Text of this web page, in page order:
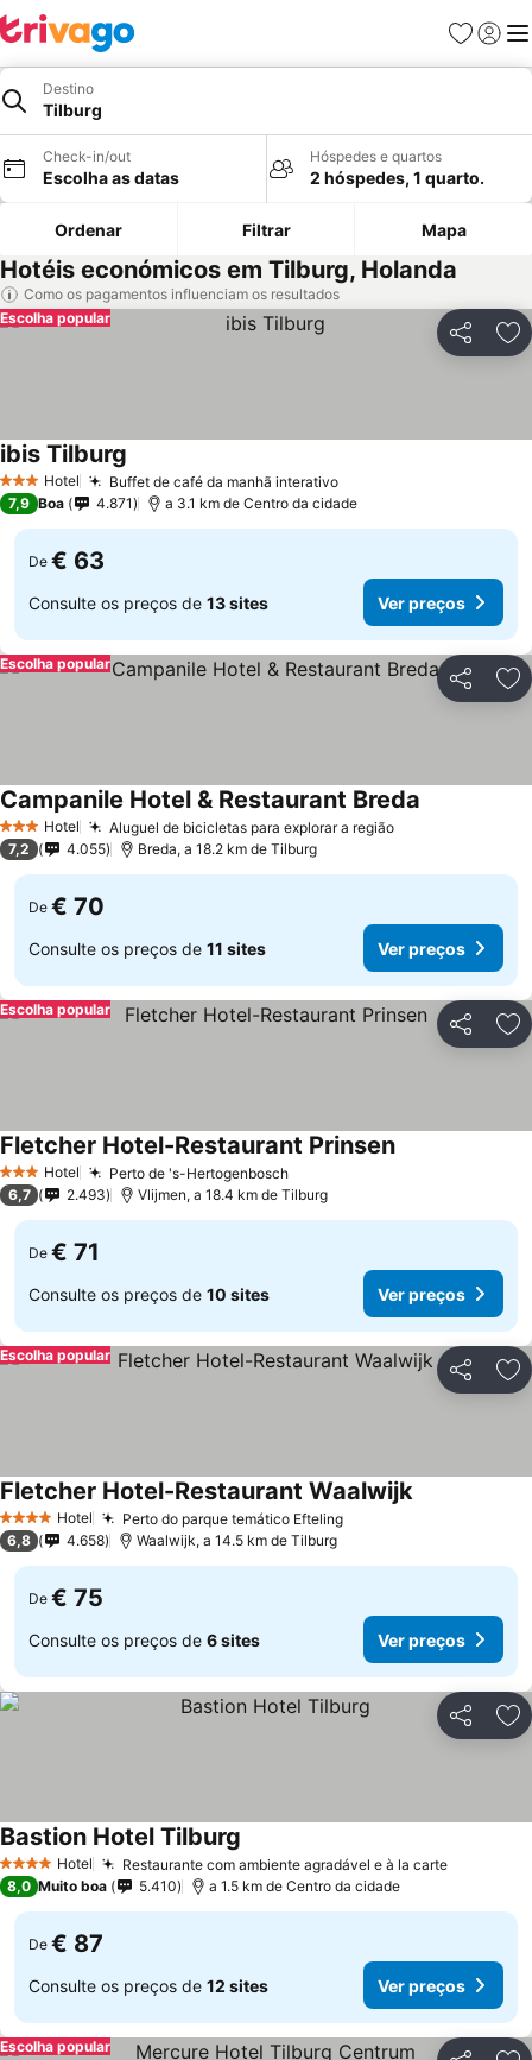
Favoritos
Iniciar
Destino
Tilburg
Check-in/out
Escolha as datas
Hóspedes e quartos
2 hóspedes, 1 quarto.
Ordenar Filtrar Mapa
Hotéis económicos em Tilburg, Holanda
Como os pagamentos influenciam os resultados
Partilhar
Escolha popular
3 EstrelasHotel Buffet de café da manhã interativo
ibis Tilburg
7,9 Boa 4.871 a 3.1 km de Centro da cidade
De € 63
Consulte os preços de 13 sites Ver preços
Partilhar
Escolha popular
3 EstrelasHotel Aluguel de bicicletas para explorar a região
Campanile Hotel & Restaurant Breda
7,2 4.055 Breda, a 18.2 km de Tilburg
De € 70
Consulte os preços de 11 sites Ver preços
Partilhar
Escolha popular
3 EstrelasHotel Perto de 's-Hertogenbosch
Fletcher Hotel-Restaurant Prinsen
6,7 2.493 Vlijmen, a 18.4 km de Tilburg
De € 71
Consulte os preços de 10 sites Ver preços
Partilhar
Escolha popular
4 EstrelasHotel Perto do parque temático Efteling
Fletcher Hotel-Restaurant Waalwijk
6,8 4.658 Waalwijk, a 14.5 km de Tilburg
De € 75
Consulte os preços de 6 sites Ver preços
Partilhar
4 EstrelasHotel Restaurante com ambiente agradável e à la carte
Bastion Hotel Tilburg
8,0 Muito boa 5.410 a 1.5 km de Centro da cidade
De € 87
Consulte os preços de 12 sites Ver preços
Escolha popular